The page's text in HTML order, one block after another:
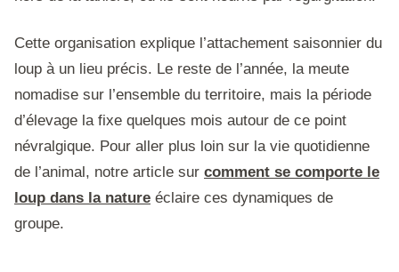
Cette organisation explique l’attachement saisonnier du
loup à un lieu précis. Le reste de l’année, la meute
nomadise sur l’ensemble du territoire, mais la période
d’élevage la fixe quelques mois autour de ce point
névralgique. Pour aller plus loin sur la vie quotidienne
de l’animal, notre article sur comment se comporte le
loup dans la nature éclaire ces dynamiques de
groupe.